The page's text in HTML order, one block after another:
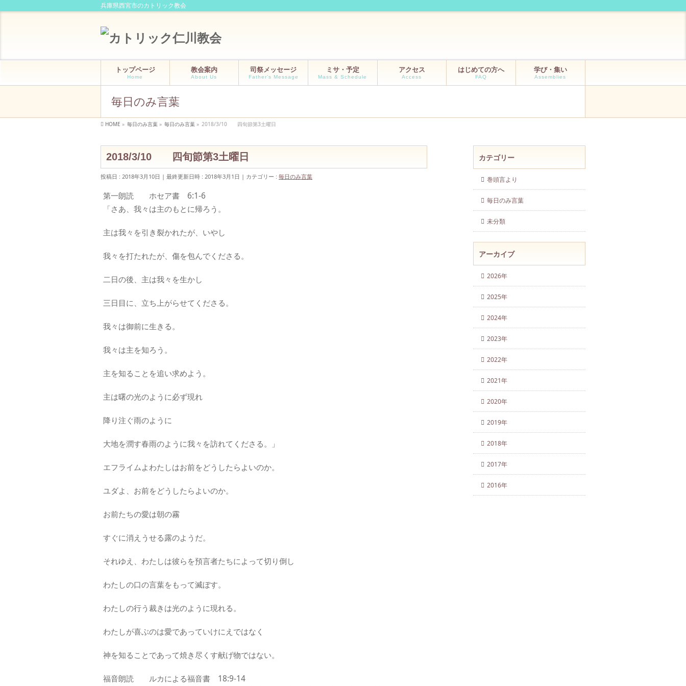
兵庫県西宮市のカトリック教会
トップページ
Home
教会案内
About Us
司祭メッセージ
Father’s Message
ミサ・予定
Mass & Schedule
アクセス
Access
はじめての方へ
FAQ
学び・集い
Assemblies
毎日のみ言葉
HOME » 毎日のみ言葉 » 毎日のみ言葉 » 2018/3/10 四旬節第3土曜日
2018/3/10 四旬節第3土曜日
投稿日 : 2018年3月10日 最終更新日時 : 2018年3月1日 カテゴリー : 毎日のみ言葉
第一朗読 ホセア書 6:1-6
「さあ、我々は主のもとに帰ろう。
主は我々を引き裂かれたが、いやし
我々を打たれたが、傷を包んでくださる。
二日の後、主は我々を生かし
三日目に、立ち上がらせてくださる。
我々は御前に生きる。
我々は主を知ろう。
主を知ることを追い求めよう。
主は曙の光のように必ず現れ
降り注ぐ雨のように
大地を潤す春雨のように我々を訪れてくださる。」
エフライムよわたしはお前をどうしたらよいのか。
ユダよ、お前をどうしたらよいのか。
お前たちの愛は朝の霧
すぐに消えうせる露のようだ。
それゆえ、わたしは彼らを預言者たちによって切り倒し
わたしの口の言葉をもって滅ぼす。
わたしの行う裁きは光のように現れる。
わたしが喜ぶのは愛であっていけにえではなく
神を知ることであって焼き尽くす献げ物ではない。
福音朗読 ルカによる福音書 18:9-14
カテゴリー
巻頭言より
毎日のみ言葉
未分類
アーカイブ
2026年
2025年
2024年
2023年
2022年
2021年
2020年
2019年
2018年
2017年
2016年